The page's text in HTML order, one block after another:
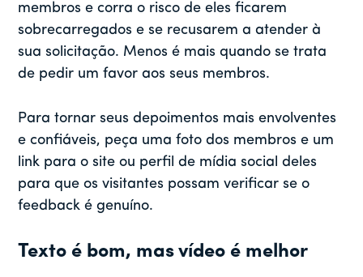
membros e corra o risco de eles ficarem
sobrecarregados e se recusarem a atender à
sua solicitação. Menos é mais quando se trata
de pedir um favor aos seus membros.
Para tornar seus depoimentos mais envolventes
e confiáveis, peça uma foto dos membros e um
link para o site ou perfil de mídia social deles
para que os visitantes possam verificar se o
feedback é genuíno.
Texto é bom, mas vídeo é melhor